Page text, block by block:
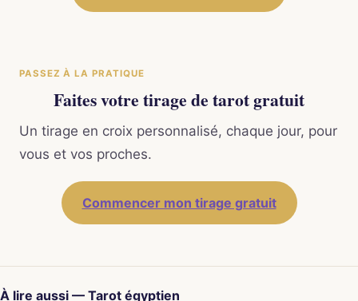
PASSEZ À LA PRATIQUE
Faites votre tirage de tarot gratuit
Un tirage en croix personnalisé, chaque jour, pour
vous et vos proches.
Commencer mon tirage gratuit
À lire aussi — Tarot égyptien